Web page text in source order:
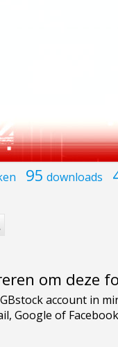
95 downloads
om deze